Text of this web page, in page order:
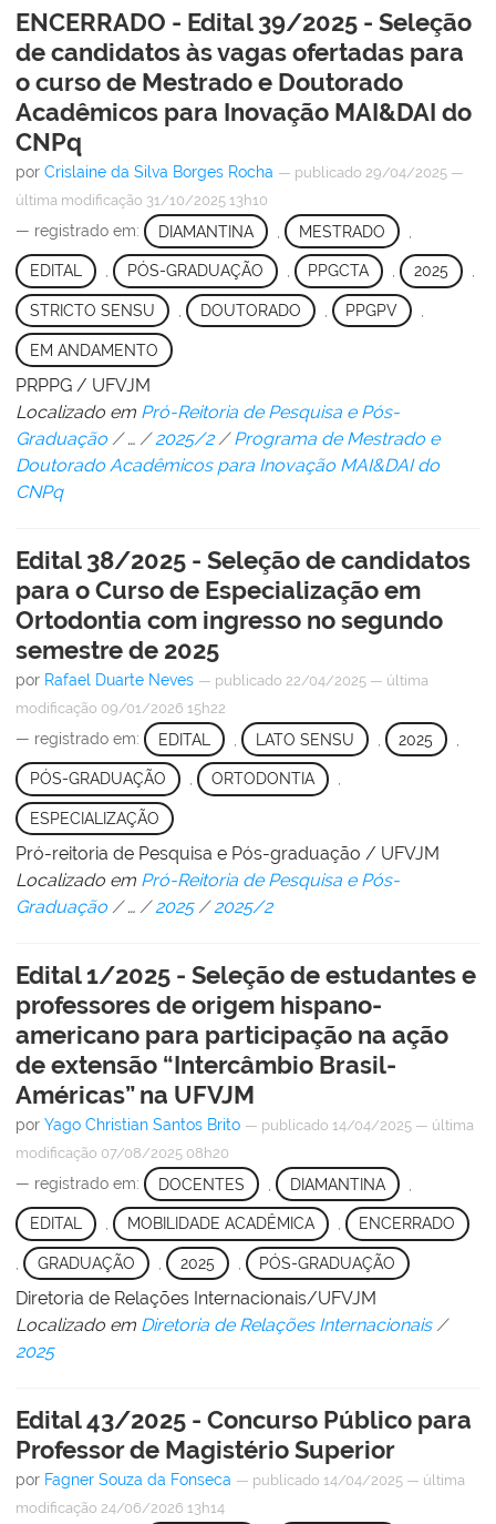
ENCERRADO - Edital 39/2025 - Seleção
de candidatos às vagas ofertadas para
o curso de Mestrado e Doutorado
Acadêmicos para Inovação MAI&DAI do
CNPq
por Crislaine da Silva Borges Rocha — publicado 29/04/2025 —
última modificação 31/10/2025 13h10
— registrado em: DIAMANTINA MESTRADO
EDITAL , PÓS-GRADUAÇÃO , PPGCTA , 2025 ,
STRICTO SENSU DOUTORADO PPGPV
EM ANDAMENTO
PRPPG / UFVJM
Localizado em Pró-Reitoria de Pesquisa e Pós-
Graduação /… /2025/2 /Programa de Mestrado e
Doutorado Acadêmicos para Inovação MAI&DAI do
CNPq
Edital 38/2025 - Seleção de candidatos
para o Curso de Especialização em
Ortodontia com ingresso no segundo
semestre de 2025
por Rafael Duarte Neves — publicado 22/04/2025 — última
modificação 09/01/2026 15h22
— registrado em: EDITAL LATO SENSU 2025
PÓS-GRADUAÇÃO , ORTODONTIA ,
ESPECIALIZAÇÃO
Pró-reitoria de Pesquisa e Pós-graduação / UFVJM
Localizado em Pró-Reitoria de Pesquisa e Pós-
Graduação /… /2025 /2025/2
Edital 1/2025 - Seleção de estudantes e
professores de origem hispano-
americano para participação na ação
de extensão “Intercâmbio Brasil-
Américas” na UFVJM
por Yago Christian Santos Brito — publicado 14/04/2025 — última
modificação 07/08/2025 08h20
— registrado em: DOCENTES DIAMANTINA
EDITAL , MOBILIDADE ACADÊMICA , ENCERRADO
GRADUAÇÃO 2025 PÓS-GRADUAÇÃO
Diretoria de Relações Internacionais/UFVJM
Localizado em Diretoria de Relações Internacionais /
2025
Edital 43/2025 - Concurso Público para
Professor de Magistério Superior
por Fagner Souza da Fonseca — publicado 14/04/2025 — última
modificação 24/06/2026 13h14